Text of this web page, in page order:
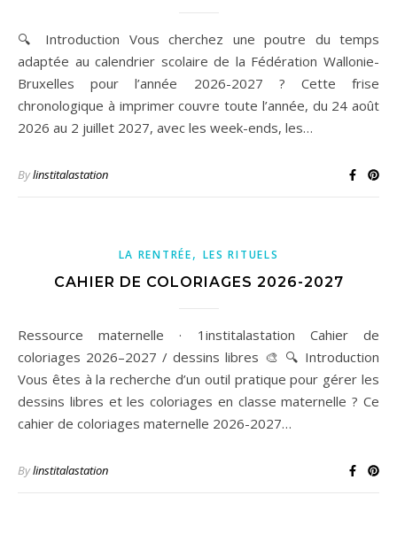
🔍 Introduction Vous cherchez une poutre du temps
adaptée au calendrier scolaire de la Fédération Wallonie-
Bruxelles pour l’année 2026-2027 ? Cette frise
chronologique à imprimer couvre toute l’année, du 24 août
2026 au 2 juillet 2027, avec les week-ends, les…
Bylinstitalastation
LA RENTRÉE, LES RITUELS
CAHIER DE COLORIAGES 2026-2027
Ressource maternelle · 1institalastation Cahier de
coloriages 2026–2027 / dessins libres 🎨 🔍 Introduction
Vous êtes à la recherche d’un outil pratique pour gérer les
dessins libres et les coloriages en classe maternelle ? Ce
cahier de coloriages maternelle 2026-2027…
Bylinstitalastation